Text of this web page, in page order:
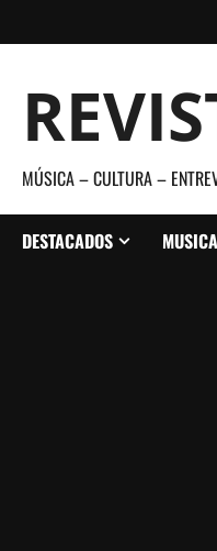
al
MÚSICA – CULTURA –
DESTACADOS MUSICA